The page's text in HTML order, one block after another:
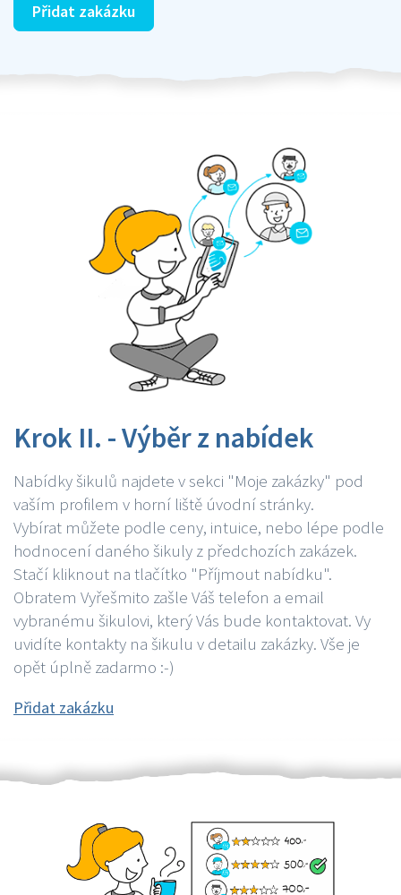
Přidat zakázku
Krok II. - Výběr z nabídek
Nabídky šikulů najdete v sekci "Moje zakázky" pod
vaším profilem v horní liště úvodní stránky.
Vybírat můžete podle ceny, intuice, nebo lépe podle
hodnocení daného šikuly z předchozích zakázek.
Stačí kliknout na tlačítko "Příjmout nabídku".
Obratem Vyřešmito zašle Váš telefon a email
vybranému šikulovi, který Vás bude kontaktovat. Vy
uvidíte kontakty na šikulu v detailu zakázky. Vše je
opět úplně zadarmo :-)
Přidat zakázku